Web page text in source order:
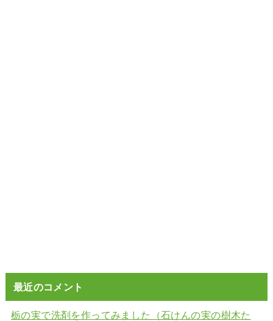
最近のコメント
栃の実で洗剤を作ってみました（石けんの実の樹木た